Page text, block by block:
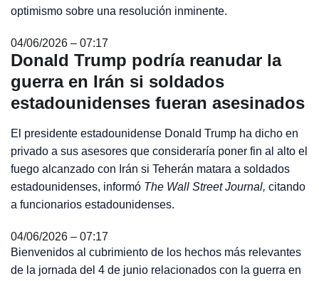
optimismo sobre una resolución inminente.
04/06/2026 – 07:17
Donald Trump podría reanudar la
guerra en Irán si soldados
estadounidenses fueran asesinados
El presidente estadounidense Donald Trump ha dicho en
privado a sus asesores que consideraría poner fin al alto el
fuego alcanzado con Irán si Teherán matara a soldados
estadounidenses, informó The Wall Street Journal, citando
a funcionarios estadounidenses.
04/06/2026 – 07:17
Bienvenidos al cubrimiento de los hechos más relevantes
de la jornada del 4 de junio relacionados con la guerra en